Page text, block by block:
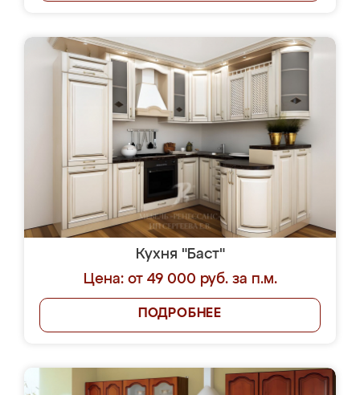
Кухня "Баст"
Цена: от 49 000 руб. за п.м.
ПОДРОБНЕЕ